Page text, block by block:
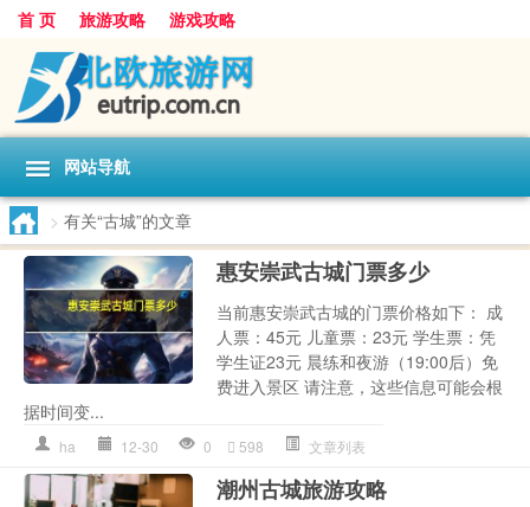
首 页 旅游攻略 游戏攻略
网站导航
> 有关“古城”的文章
惠安崇武古城门票多少
当前惠安崇武古城的门票价格如下： 成
人票：45元 儿童票：23元 学生票：凭
学生证23元 晨练和夜游（19:00后）免
费进入景区 请注意，这些信息可能会根
据时间变...
ha 12-30 0 598 文章列表
潮州古城旅游攻略